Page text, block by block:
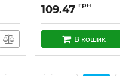
109.47 грн
В кошик